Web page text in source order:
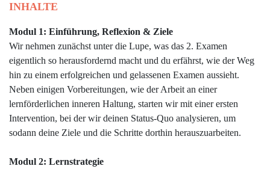
INHALTE
Modul 1: Einführung, Reflexion & Ziele
Wir nehmen zunächst unter die Lupe, was das 2. Examen
eigentlich so herausfordernd macht und du erfährst, wie der Weg
hin zu einem erfolgreichen und gelassenen Examen aussieht.
Neben einigen Vorbereitungen, wie der Arbeit an einer
lernförderlichen inneren Haltung, starten wir mit einer ersten
Intervention, bei der wir deinen Status-Quo analysieren, um
sodann deine Ziele und die Schritte dorthin herauszuarbeiten.
Modul 2: Lernstrategie